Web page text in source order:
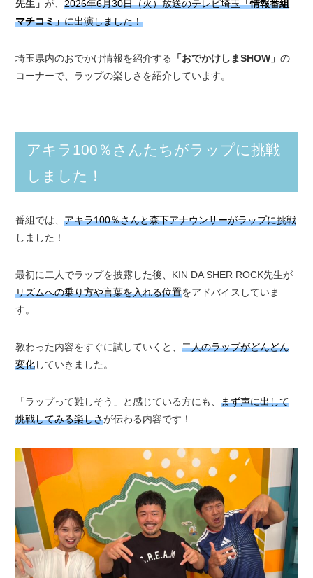
先生」が、2026年6月30日（火）放送のテレビ埼玉「情報番組
マチコミ」に出演しました！
埼玉県内のおでかけ情報を紹介する 「おでかけしまSHOW」の
コーナーで、ラップの楽しさを紹介しています。
アキラ100％さんたちがラップに挑戦
しました！
番組では、アキラ100％さんと森下アナウンサーがラップに挑戦
しました！
最初に二人でラップを披露した後、KIN DA SHER ROCK先生が
リズムへの乗り方や言葉を入れる位置をアドバイスしていま
す。
教わった内容をすぐに試していくと、二人のラップがどんどん
変化していきました。
「ラップって難しそう」と感じている方にも、まず声に出して
挑戦してみる楽しさが伝わる内容です！